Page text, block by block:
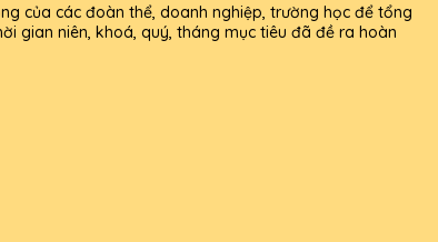
của các đoàn thể, doanh nghiệp, trường học để tổng
gian niên, khoá, quý, tháng mục tiêu đã đề ra hoàn